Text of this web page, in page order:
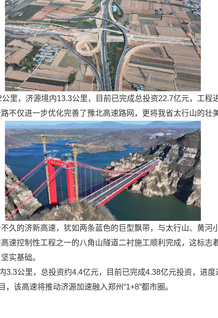
里，济源境内13.3公里，目前已完成总投资22.7亿元，工程
不仅进一步优化完善了豫北高速路网，更将我省太行山的壮美
久的济新高速，犹如两条蓝色的巨型飘带，与太行山、黄河
速控制性工程之一的八角山隧道二衬施工顺利完成，这标志
实基础。
3.3公里，总投资约4.4亿元，目前已完成4.38亿元投资，进
，该高速将推动济源加速融入郑州“1+8”都市圈。